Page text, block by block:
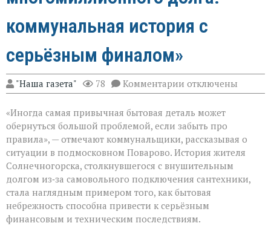
коммунальная история с
серьёзным финалом»
"Наша газета" 78 Комментарии к
записи
как
повод
долга:
коммунальная
история
с
серьёзным
финалом»
отключены
«Иногда самая привычная бытовая деталь может
обернуться большой проблемой, если забыть про
правила», — отмечают коммунальщики, рассказывая о
ситуации в подмосковном Поварово. История жителя
Солнечногорска, столкнувшегося с внушительным
долгом из‑за самовольного подключения сантехники,
стала наглядным примером того, как бытовая
небрежность способна привести к серьёзным
финансовым и техническим последствиям.